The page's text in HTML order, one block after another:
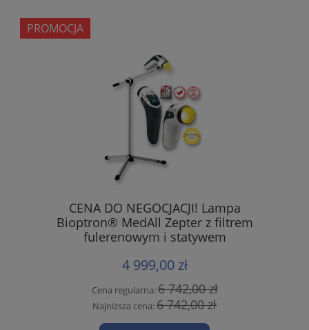
CENA DO NEGOCJACJI! Lampa
Bioptron® MedAll Zepter z filtrem
fulerenowym i statywem
4 999,00 zł
Cena regularna:6 742,00 zł
Najniższa cena:6 742,00 zł
PROMOCJA